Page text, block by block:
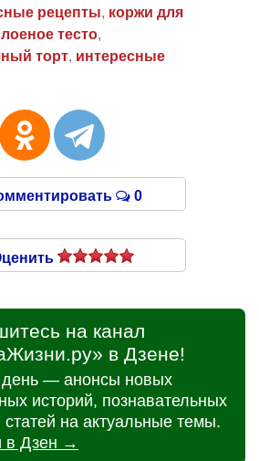
рецепты, коржи для
тесто,
торт, интересные
0
на канал
в Дзене!
— анонсы новых
историй, познавательных
статей на актуальные темы.
в Дзен →